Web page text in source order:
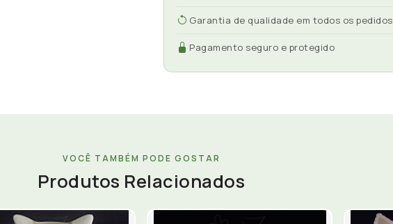
Garantia de qualidade em todos os pedidos
Pagamento seguro e protegido
VOCÊ TAMBÉM PODE GOSTAR
Produtos Relacionados